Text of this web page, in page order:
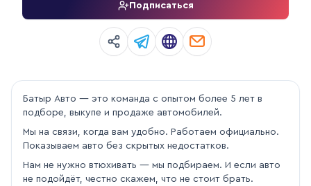
Подписаться
Батыр Авто — это команда с опытом более 5 лет в
подборе, выкупе и продаже автомобилей.
Мы на связи, когда вам удобно. Работаем официально.
Показываем авто без скрытых недостатков.
Нам не нужно втюхивать — мы подбираем. И если авто
не подойдёт, честно скажем, что не стоит брать.